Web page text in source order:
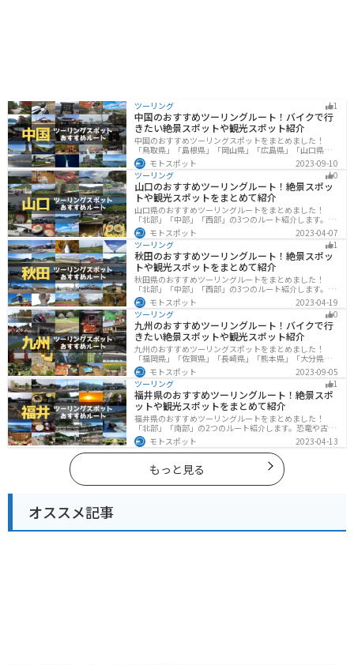
ツーリング 1
中国のおすすめツーリングルート！バイクで行
きたい絶景スポットや観光スポット紹介
中国のおすすめツーリングスポットをまとめました！
「鳥取県」「島根県」「岡山県」「広島県」「山口県」
の各県の観光地紹介します。自然豊かな山々や湖、温泉
地が点在し、四季折々の景色を楽しめるスポットが多数
あります。バイクで中国にツーリングに行く際は参考に
してください。
モトスポット
2023-09-10
ツーリング
0
山口のおすすめツーリングルート！絶景スポッ
トや観光スポットをまとめて紹介
山口県のおすすめツーリングルートをまとめました！
「北部」「中部」「西部」の3つのルート紹介します。美
しい海岸線や山々を楽しむことができます。バイクで山
口県にツーリングに行く際は参考にしてください。
モトスポット
2023-04-07
ツーリング
1
秋田のおすすめツーリングルート！絶景スポッ
トや観光スポットをまとめて紹介
秋田県のおすすめツーリングルートをまとめました！
「北部」「中部」「西部」の3つのルート紹介します。自
然豊かな山々や湖、温泉地が点在し、四季折々の景色を
楽しめるスポットが多数あります。バイクで秋田県にツ
ーリングに行く際は参考にしてください。
モトスポット
2023-04-19
ツーリング
0
九州のおすすめツーリングルート！バイクで行
きたい絶景スポットや観光スポット紹介
九州のおすすめツーリングスポットをまとめました！
「福岡県」「佐賀県」「長崎県」「熊本県」「大分県」
「宮崎都」「鹿児島県」の各県の観光地紹介します。自
然豊かな山々や湖、温泉地が点在し、四季折々の景色を
楽しめるスポットが多数あります。バイクで九州にツー
リングに行く際は参考にしてください。
モトスポット
2023-09-05
ツーリング
1
福井県のおすすめツーリングルート！絶景スポ
ットや観光スポットをまとめて紹介
福井県のおすすめツーリングルートをまとめました！
「北部」「南部」の2つのルート紹介します。恐竜や古代
遺跡、温泉地など魅力に溢れるスポットが多数ありま
す。バイクで福井県にツーリングに行く際は参考にして
ください。
モトスポット 2023-04-13
もっと見る
オススメ記事